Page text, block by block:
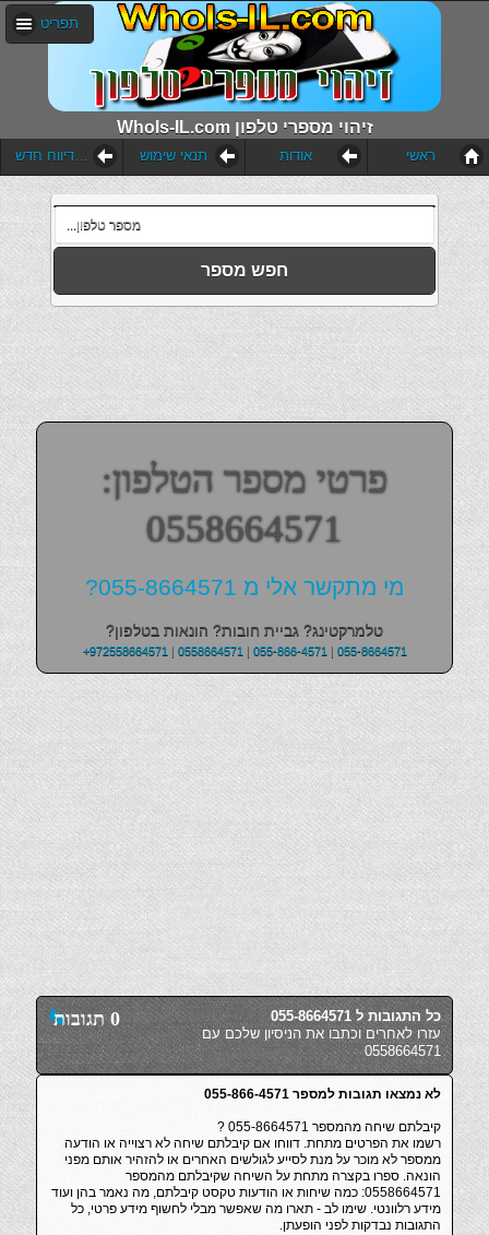
WhoIs-IL.com זיהוי מספרי טלפון
תפריט
הוסף דיווח חדש תנאי שימוש אודות ראשי
חפש מספר
פרטי מספר הטלפון:
0558664571
מי מתקשר אלי מ 055-8664571?
טלמרקטינג? גביית חובות? הונאות בטלפון?
+972558664571| 0558664571| 055-866-4571| 055-8664571
0 תגובות
כל התגובות ל 055-8664571
עזרו לאחרים וכתבו את הניסיון שלכם עם
0558664571
לא נמצאו תגובות למספר 055-866-4571
קיבלתם שיחה מהמספר 055-8664571 ?
רשמו את הפרטים מתחת. דווחו אם קיבלתם שיחה לא רצוייה או הודעה
ממספר לא מוכר על מנת לסייע לגולשים האחרים או להזהיר אותם מפני
הונאה. ספרו בקצרה מתחת על השיחה שקיבלתם מהמספר
0558664571: כמה שיחות או הודעות טקסט קיבלתם, מה נאמר בהן ועוד
מידע רלוונטי. שימו לב - תארו מה שאפשר מבלי לחשוף מידע פרטי, כל
התגובות נבדקות לפני הופעתן.